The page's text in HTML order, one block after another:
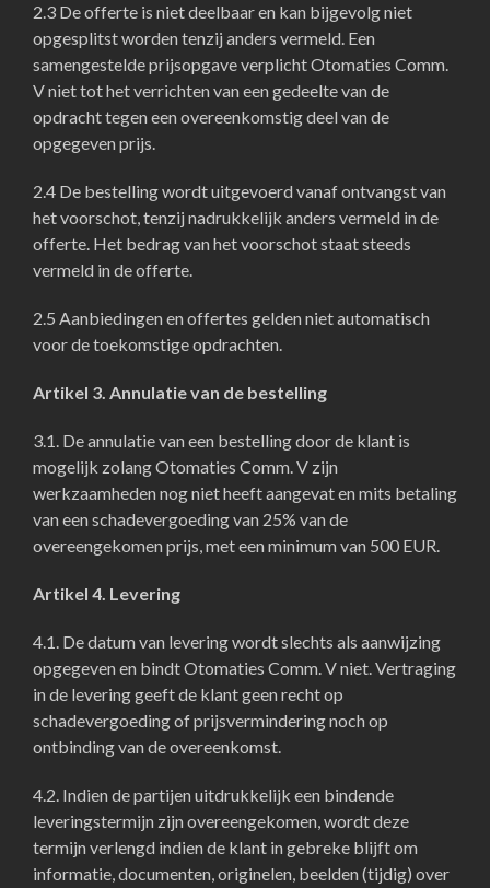
2.3 De offerte is niet deelbaar en kan bijgevolg niet
opgesplitst worden tenzij anders vermeld. Een
samengestelde prijsopgave verplicht Otomaties Comm.
V niet tot het verrichten van een gedeelte van de
opdracht tegen een overeenkomstig deel van de
opgegeven prijs.
2.4 De bestelling wordt uitgevoerd vanaf ontvangst van
het voorschot, tenzij nadrukkelijk anders vermeld in de
offerte. Het bedrag van het voorschot staat steeds
vermeld in de offerte.
2.5 Aanbiedingen en offertes gelden niet automatisch
voor de toekomstige opdrachten.
Artikel 3. Annulatie van de bestelling
3.1. De annulatie van een bestelling door de klant is
mogelijk zolang Otomaties Comm. V zijn
werkzaamheden nog niet heeft aangevat en mits betaling
van een schadevergoeding van 25% van de
overeengekomen prijs, met een minimum van 500 EUR.
Artikel 4. Levering
4.1. De datum van levering wordt slechts als aanwijzing
opgegeven en bindt Otomaties Comm. V niet. Vertraging
in de levering geeft de klant geen recht op
schadevergoeding of prijsvermindering noch op
ontbinding van de overeenkomst.
4.2. Indien de partijen uitdrukkelijk een bindende
leveringstermijn zijn overeengekomen, wordt deze
termijn verlengd indien de klant in gebreke blijft om
informatie, documenten, originelen, beelden (tijdig) over